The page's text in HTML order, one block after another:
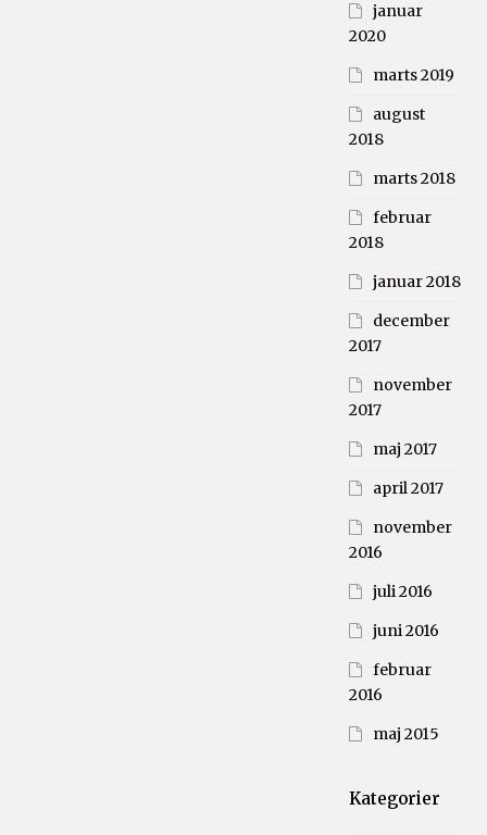
januar
2020
marts 2019
august
2018
marts 2018
februar
2018
januar 2018
december
2017
november
2017
maj 2017
april 2017
november
2016
juli 2016
juni 2016
februar
2016
maj 2015
Kategorier